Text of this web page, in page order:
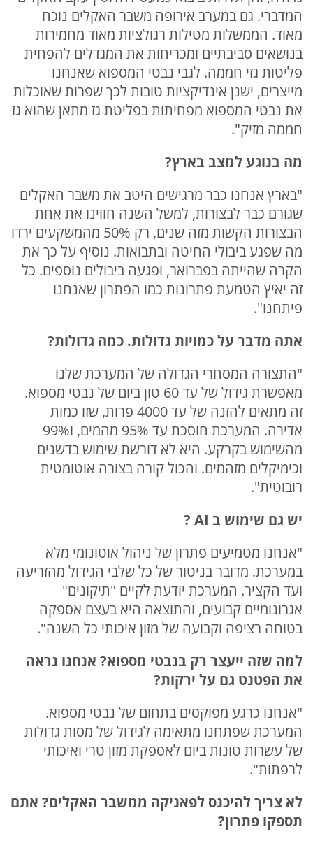
המדברי. גם במערב אירופה משבר האקלים נוכח
מאוד. הממשלות מטילות רגולציות מאוד מחמירות
בנושאים סביבתיים ומכריחות את המגדלים להפחית
פליטות גזי חממה. לגבי נבטי המספוא שאנחנו
מייצרים, ישנן אינדיקציות טובות לכך שפרות שאוכלות
את נבטי המספוא מפחיתות בפליטת גז מתאן שהוא גז
חממה מזיק".
מה בנוגע למצב בארץ?
"בארץ אנחנו כבר מרגישים היטב את משבר האקלים
שגורם כבר לבצורות, למשל השנה חווינו את אחת
הבצורות הקשות מזה שנים, רק 50% מהמשקעים ירדו
מה שפגע ביבולי החיטה ובתבואות. נוסיף על כך את
הקרה שהייתה בפברואר, ופגעה ביבולים נוספים. כל
זה יאיץ הטמעת פתרונות כמו הפתרון שאנחנו
פיתחנו".
אתה מדבר על כמויות גדולות. כמה גדולות?
"התצורה המסחרי הגדולה של המערכת שלנו
מאפשרת גידול של עד 60 טון ביום של נבטי מספוא.
זה מתאים להזנה של עד 4000 פרות, שזו כמות
אדירה. המערכת חוסכת עד 95% מהמים, ו99%
מהשימוש בקרקע. היא לא דורשת שימוש בדשנים
וכימיקלים מזהמים. והכול קורה בצורה אוטומטית
רובוטית".
יש גם שימוש ב AI
?
"אנחנו מטמיעים פתרון של ניהול אוטונומי מלא
במערכת. מדובר בניטור של כל שלבי הגידול מהזריעה
ועד הקציר. המערכת יודעת לקיים "תיקונים"
אגרונומיים קבועים, והתוצאה היא בעצם אספקה
בטוחה רציפה וקבועה של מזון איכותי כל השנה".
למה שזה ייעצר רק בנבטי מספוא? אנחנו נראה
את הפטנט גם על ירקות?
"אנחנו כרגע מפוקסים בתחום של נבטי מספוא.
המערכת שפתחנו מתאימה לגידול של מסות גדולות
של עשרות טונות ביום לאספקת מזון טרי ואיכותי
לרפתות".
לא צריך להיכנס לפאניקה ממשבר האקלים? אתם
תספקו פתרון?